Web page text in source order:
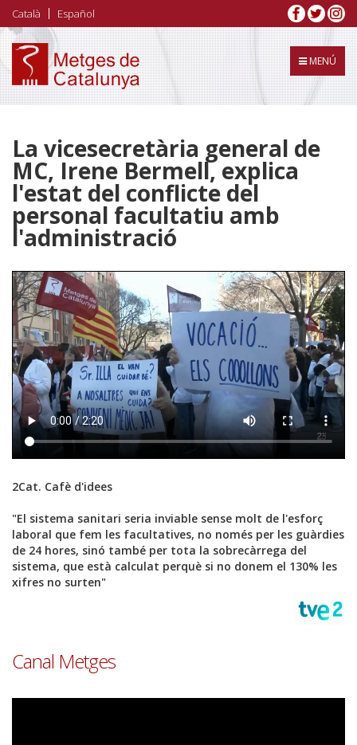
Vés
al
contingut
Català Español
MENÚ
La vicesecretària general de
MC, Irene Bermell, explica
l'estat del conflicte del
personal facultatiu amb
l'administració
2Cat. Cafè d'idees
"El sistema sanitari seria inviable sense molt de l'esforç
laboral que fem les facultatives, no només per les guàrdies
de 24 hores, sinó també per tota la sobrecàrrega del
sistema, que està calculat perquè si no donem el 130% les
xifres no surten"
Canal Metges